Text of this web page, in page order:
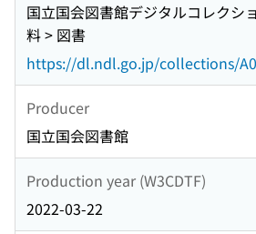
国立国会図書館デジタルコレクシ
料 > 図書
https://dl.ndl.go.jp/collections/
Producer
国立国会図書館
Production year (W3CDTF)
2022-03-22